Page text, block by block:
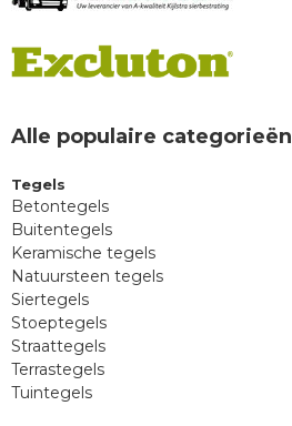
Alle populaire categorieën
Tegels
Betontegels
Buitentegels
Keramische tegels
Natuursteen tegels
Siertegels
Stoeptegels
Straattegels
Terrastegels
Tuintegels